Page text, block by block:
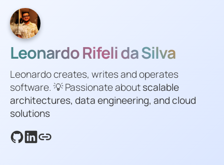
Leonardo Rifeli da Silva
Leonardo creates, writes and operates
software. 💡 Passionate aboutscalable
architectures, data engineering, and cloud
solutions